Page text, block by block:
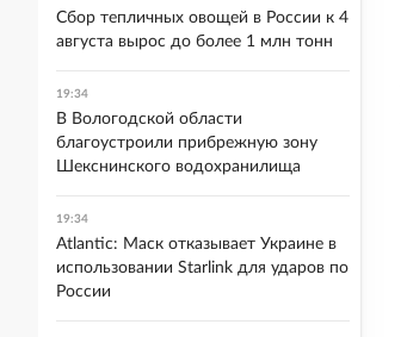
Сбор тепличных овощей в России к 4
августа вырос до более 1 млн тонн
19:34
В Вологодской области
благоустроили прибрежную зону
Шекснинского водохранилища
19:34
Atlantic: Маск отказывает Украине в
использовании Starlink для ударов по
России